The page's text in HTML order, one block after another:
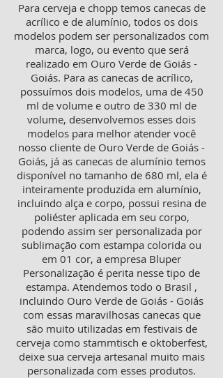
Para cerveja e chopp temos canecas de
acrílico e de alumínio, todos os dois
modelos podem ser personalizados com
marca, logo, ou evento que será
realizado em Ouro Verde de Goiás -
Goiás. Para as canecas de acrílico,
possuímos dois modelos, uma de 450
ml de volume e outro de 330 ml de
volume, desenvolvemos esses dois
modelos para melhor atender você
nosso cliente de Ouro Verde de Goiás -
Goiás, já as canecas de alumínio temos
disponível no tamanho de 680 ml, ela é
inteiramente produzida em alumínio,
incluindo alça e corpo, possui resina de
poliéster aplicada em seu corpo,
podendo assim ser personalizada por
sublimação com estampa colorida ou
em 01 cor, a empresa Bluper
Personalização é perita nesse tipo de
estampa. Atendemos todo o Brasil ,
incluindo Ouro Verde de Goiás - Goiás
com essas maravilhosas canecas que
são muito utilizadas em festivais de
cerveja como stammtisch e oktoberfest,
deixe sua cerveja artesanal muito mais
personalizada com esses produtos.